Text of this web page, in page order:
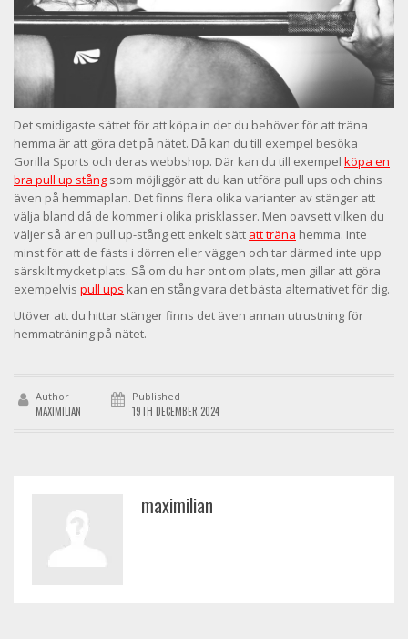
Det smidigaste sättet för att köpa in det du behöver för att träna
hemma är att göra det på nätet. Då kan du till exempel besöka
Gorilla Sports och deras webbshop. Där kan du till exempel köpa en
bra pull up stång som möjliggör att du kan utföra pull ups och chins
även på hemmaplan. Det finns flera olika varianter av stänger att
välja bland då de kommer i olika prisklasser. Men oavsett vilken du
väljer så är en pull up-stång ett enkelt sätt att träna hemma. Inte
minst för att de fästs i dörren eller väggen och tar därmed inte upp
särskilt mycket plats. Så om du har ont om plats, men gillar att göra
exempelvis pull ups kan en stång vara det bästa alternativet för dig.
Utöver att du hittar stänger finns det även annan utrustning för
hemmaträning på nätet.
Author
MAXIMILIAN
Published
19TH DECEMBER 2024
maximilian